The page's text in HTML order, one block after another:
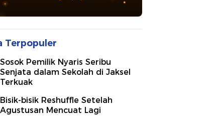
Terpopuler
Sosok Pemilik Nyaris Seribu
Senjata dalam Sekolah di Jaksel
Terkuak
Bisik-bisik Reshuffle Setelah
Agustusan Mencuat Lagi